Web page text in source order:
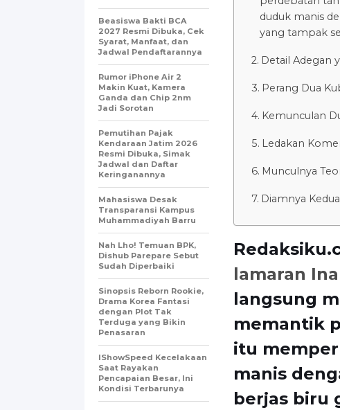
duduk manis
yang tampak
Detail Adegan
Perang Dua
Kemunculan
Ledakan
Munculnya
Diamnya
lamaran
langsung
memantik
itu
manis
berjas biru
Beasiswa Bakti BCA
2027 Resmi Dibuka, Cek
Syarat, Manfaat, dan
Jadwal Pendaftarannya
Rumor iPhone Air 2
Makin Kuat, Kamera
Ganda dan Chip 2nm
Jadi Sorotan
Pemutihan Pajak
Kendaraan Jatim 2026
Resmi Dibuka, Simak
Jadwal dan Daftar
Keringanannya
Mahasiswa Desak
Transparansi Kampus
Muhammadiyah Barru
Nah Lho! Temuan BPK,
Dishub Parepare Sebut
Sudah Diperbaiki
Sinopsis Reborn Rookie,
Drama Korea Fantasi
dengan Plot Tak
Terduga yang Bikin
Penasaran
IShowSpeed Kecelakaan
Saat Rayakan
Pencapaian Besar, Ini
Kondisi Terbarunya